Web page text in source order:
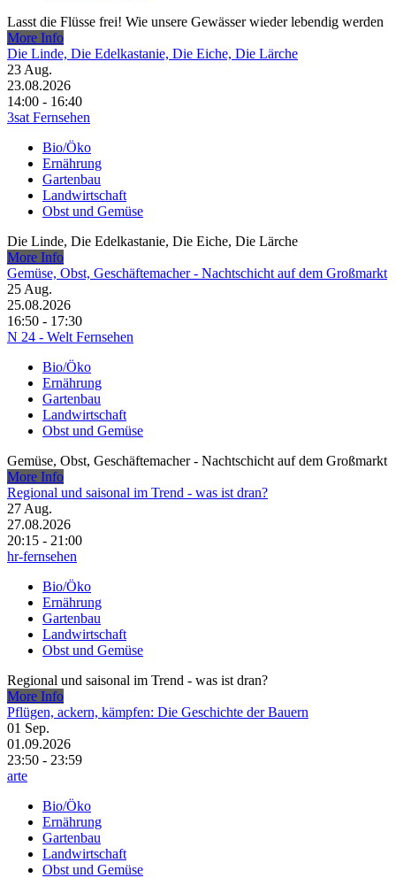
Lasst die Flüsse frei! Wie unsere Gewässer wieder lebendig werden
More Info
Die Linde, Die Edelkastanie, Die Eiche, Die Lärche
23 Aug.
23.08.2026
14:00 - 16:40
3sat Fernsehen
Bio/Öko
Ernährung
Gartenbau
Landwirtschaft
Obst und Gemüse
Die Linde, Die Edelkastanie, Die Eiche, Die Lärche
More Info
Gemüse, Obst, Geschäftemacher - Nachtschicht auf dem Großmarkt
25 Aug.
25.08.2026
16:50 - 17:30
N 24 - Welt Fernsehen
Bio/Öko
Ernährung
Gartenbau
Landwirtschaft
Obst und Gemüse
Gemüse, Obst, Geschäftemacher - Nachtschicht auf dem Großmarkt
More Info
Regional und saisonal im Trend - was ist dran?
27 Aug.
27.08.2026
20:15 - 21:00
hr-fernsehen
Bio/Öko
Ernährung
Gartenbau
Landwirtschaft
Obst und Gemüse
Regional und saisonal im Trend - was ist dran?
More Info
Pflügen, ackern, kämpfen: Die Geschichte der Bauern
01 Sep.
01.09.2026
23:50 - 23:59
arte
Bio/Öko
Ernährung
Gartenbau
Landwirtschaft
Obst und Gemüse